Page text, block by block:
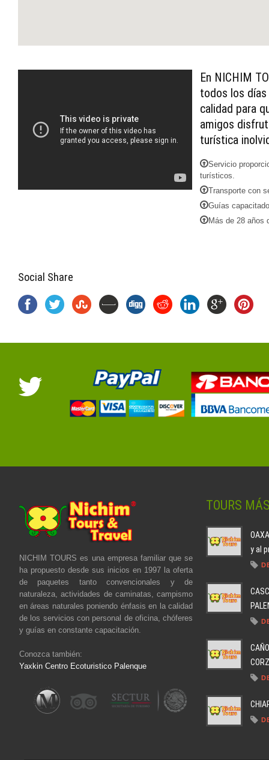
En NICHIM
todos los
calidad para
amigos
turística
Servicio
turísticos.
Transporte con
Guías
Más de 28 años
Social Share
NICHIM TOURS es una empresa familiar que se
ha propuesto desde sus inicios en 1997 la oferta
de paquetes tanto convencionales y de
naturaleza, actividades de caminatas, campismo
en áreas naturales poniendo énfasis en la calidad
de los servicios con personal de oficina, chóferes
y guías en constante capacitación.
Conozca también:
Yaxkin Centro Ecoturistico Palenque
TOURS
y al